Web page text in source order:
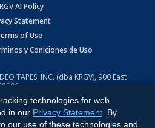
AI Policy
Statement
of Use
y Coniciones de Uso
TAPES, INC. (dba KRGV), 900 East
by:Ruby Shore Software
technologies for web
in our Privacy Statement . By
our use of these technologies and